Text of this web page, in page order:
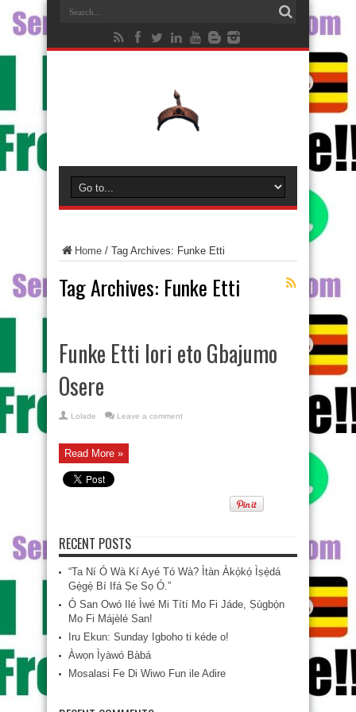
Home / Tag Archives: Funke Etti
Tag Archives: Funke Etti
Funke Etti lori eto Gbajumo
Osere
Lolade Leave a comment
Read More »
RECENT POSTS
“Ta Ní Ó Wà Kí Ayé Tó Wà? Ìtàn Àkọ́kọ́ Ìṣẹ̀dá
Gẹ́gẹ́ Bí Ifá Ṣe Sọ Ó.”
Ó San Owó Ilé Ìwé Mi Títí Mo Fi Jáde, Ṣùgbọ́n
Mo Fi Májèlé San!
Iru Ekun: Sunday Igboho ti kéde o!
Àwọn Ìyàwó Bàbá
Mosalasi Fe Di Wiwo Fun ile Adire